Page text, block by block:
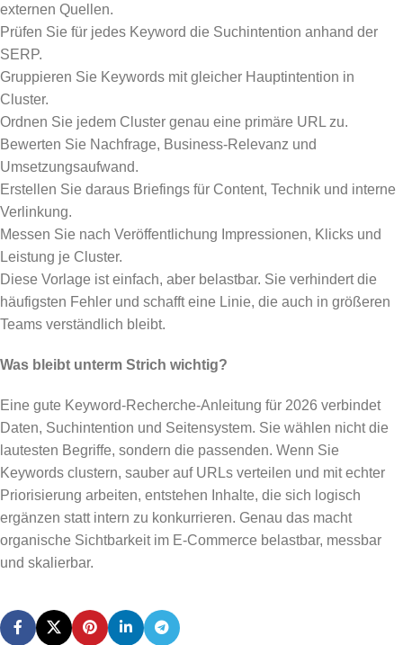
externen Quellen.
Prüfen Sie für jedes Keyword die Suchintention anhand der
SERP.
Gruppieren Sie Keywords mit gleicher Hauptintention in
Cluster.
Ordnen Sie jedem Cluster genau eine primäre URL zu.
Bewerten Sie Nachfrage, Business-Relevanz und
Umsetzungsaufwand.
Erstellen Sie daraus Briefings für Content, Technik und interne
Verlinkung.
Messen Sie nach Veröffentlichung Impressionen, Klicks und
Leistung je Cluster.
Diese Vorlage ist einfach, aber belastbar. Sie verhindert die
häufigsten Fehler und schafft eine Linie, die auch in größeren
Teams verständlich bleibt.
Was bleibt unterm Strich wichtig?
Eine gute Keyword-Recherche-Anleitung für 2026 verbindet
Daten, Suchintention und Seitensystem. Sie wählen nicht die
lautesten Begriffe, sondern die passenden. Wenn Sie
Keywords clustern, sauber auf URLs verteilen und mit echter
Priorisierung arbeiten, entstehen Inhalte, die sich logisch
ergänzen statt intern zu konkurrieren. Genau das macht
organische Sichtbarkeit im E-Commerce belastbar, messbar
und skalierbar.